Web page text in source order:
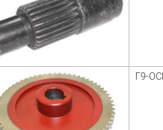
Г9-